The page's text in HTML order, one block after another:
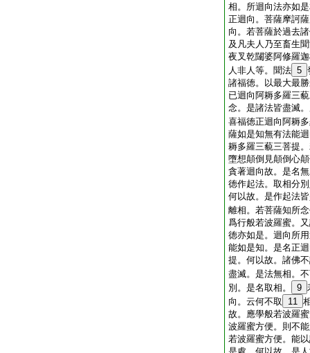
相。所迴向法亦如
正迴向。菩薩摩訶
向。若菩薩於過去
及凡夫人乃至畜生
夜叉乾闥婆阿修羅
人非人等。聞法 5
諸福徳。以最大最
已迴向阿耨多羅三
念。是諸法皆盡滅
喜福徳正迴向阿耨
薩如是知無有法能
耨多羅三藐三菩提
墮想顛倒見顛倒心
貪著迴向故。是名
徳作起法。取相分
何以故。是作起法
離相。若菩薩知所
爲行般若波羅蜜。
徳亦如是。迴向所
能如是知。是名正
提。何以故。諸佛
盡滅。是法無相。
別。是名取相。
9
向。云何不取
11
故。應學般若波羅
波羅蜜方便。則不
若波羅蜜方便。能